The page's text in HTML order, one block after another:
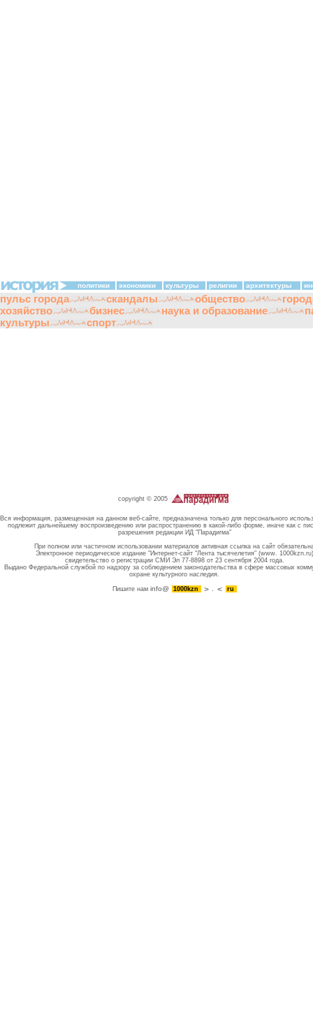
политики экономики культуры религии архитектуры
пульс города скандалы общество
хозяйство
бизнес наука и образование
культуры
спорт
copyright © 2005
Вся информация, размещенная на данном веб-сайте, предназначена только для персонального
подлежит дальнейшему воспроизведению или распространению в какой-либо форме, иначе как с
разрешения редакции ИД "Парадигма"
При полном или частичном использовании материалов активная ссылка на сайт
Электронное периодическое издание "Интернет-сайт "Лента тысячелетия" (www. 1000kzn.ru)
свидетельство о регистрации СМИ Эл 77-8898 от 23 сентября 2004 года.
Выдано Федеральной службой по надзору за соблюдением законодательства в сфере массовых
охране культурного наследия.
Пишите намinfo@ 1000kzn . ru